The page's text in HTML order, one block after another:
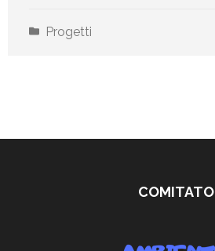
Progetti
COMITATO